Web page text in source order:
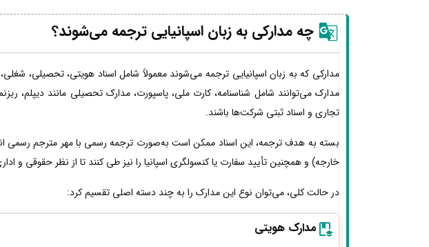
چه مدارکی به زبان اسپانیایی ترجمه می‌شوند؟
مدارکی که به زبان اسپانیایی ترجمه می‌شوند معمولاً شامل اسناد هویتی، تحصیلی،
مدارک می‌توانند شامل شناسنامه، کارت ملی، پاسپورت، مدارک تحصیلی مانند دیپلم،
تجاری و اسناد ثبتی شرکت‌ها باشند.
بسته به هدف ترجمه، این اسناد ممکن است به‌صورت ترجمه رسمی با مهر مترجم رسمی
خارجه) و همچنین تأیید سفارت یا کنسولگری اسپانیا را نیز طی کنند تا از نظر حقوقی و
در حالت کلی، می‌توان نوع این مدارک را به چند دسته اصلی تقسیم کرد:
مدارک هویتی